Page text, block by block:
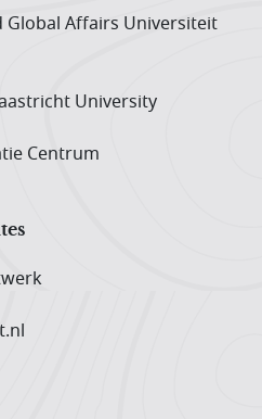
Global Affairs Universiteit
University
Centrum